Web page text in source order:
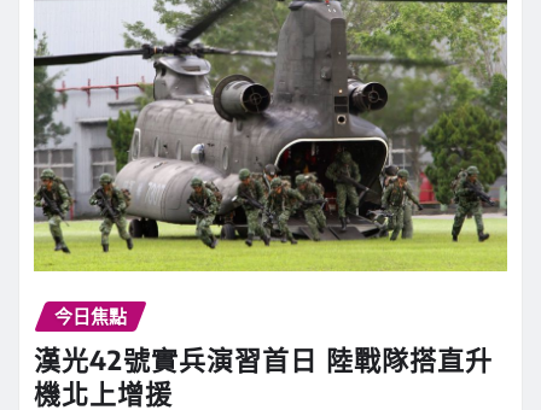
今日焦點
漢光42號實兵演習首日 陸戰隊搭直升
機北上增援